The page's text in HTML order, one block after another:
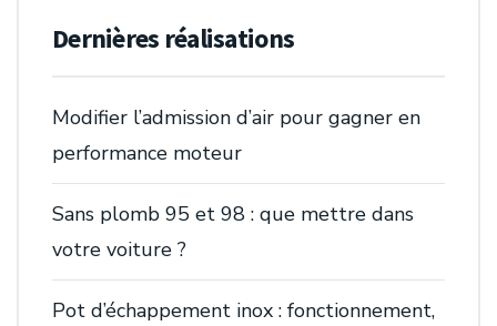
Dernières réalisations
Modifier l’admission d’air pour gagner en
performance moteur
Sans plomb 95 et 98 : que mettre dans
votre voiture ?
Pot d’échappement inox : fonctionnement,